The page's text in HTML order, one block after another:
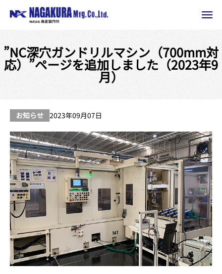
”NC深穴ガンドリルマシン（700mm対
応）”ページを追加しました（2023年9
月）
お知らせ 2023年09月07日